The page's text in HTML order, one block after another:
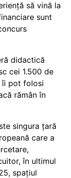
să vină la
sunt
didactică
cei 1.500 de
îi pot folosi
rămân în
singura țară
care a
în ultimul
spațiul